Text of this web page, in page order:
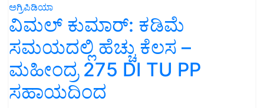
ಅಗ್ರಿಪಿಡಿಯಾ
ವಿಮಲ್ ಕುಮಾರ್: ಕಡಿಮೆ
ಸಮಯದಲ್ಲಿ ಹೆಚ್ಚು ಕೆಲಸ –
ಮಹೀಂದ್ರ 275 DI TU PP
ಸಹಾಯದಿಂದ